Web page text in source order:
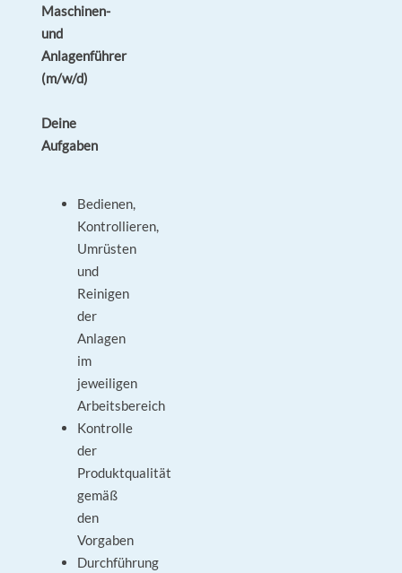
Maschinen-
und
Anlagenführer
(m/w/d)
Deine
Aufgaben
Bedienen,
Kontrollieren,
Umrüsten
und
Reinigen
der
Anlagen
im
jeweiligen
Arbeitsbereich
Kontrolle
der
Produktqualität
gemäß
den
Vorgaben
Durchführung